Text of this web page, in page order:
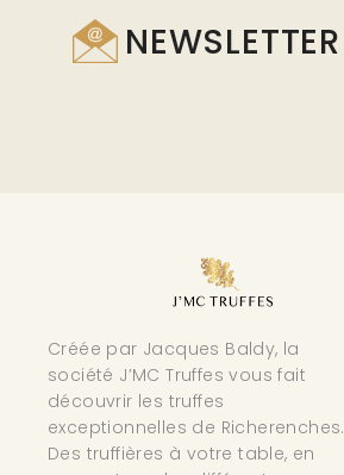
NEWSLETTER
Créée par Jacques Baldy, la
société J’MC Truffes vous fait
découvrir les truffes
exceptionnelles de Richerenches.
Des truffières à votre table, en